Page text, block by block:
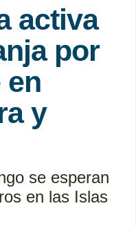
activa
por
en
y
se esperan
en las Islas